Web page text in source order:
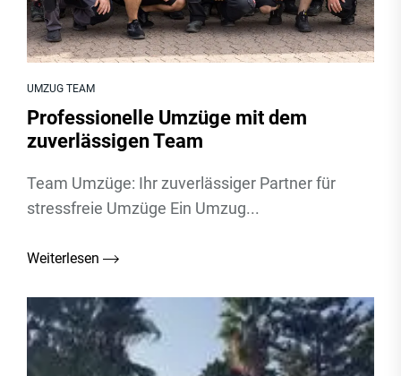
UMZUG TEAM
Professionelle Umzüge mit dem
zuverlässigen Team
Team Umzüge: Ihr zuverlässiger Partner für
stressfreie Umzüge Ein Umzug...
Weiterlesen